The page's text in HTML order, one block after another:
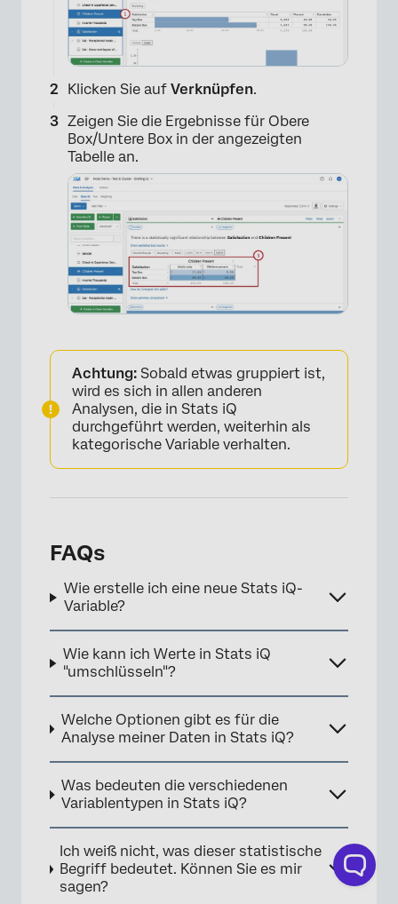
×
Klicken Sie auf Verknüpfen.
Zeigen Sie die Ergebnisse für Obere
Box/Untere Box in der angezeigten
Tabelle an.
Achtung: Sobald etwas gruppiert ist,
wird es sich in allen anderen
Analysen, die in Stats iQ
durchgeführt werden, weiterhin als
kategorische Variable verhalten.
FAQs
Wie erstelle ich eine neue Stats iQ-
Variable?
Wie kann ich Werte in Stats iQ
"umschlüsseln"?
Welche Optionen gibt es für die
Analyse meiner Daten in Stats iQ?
Was bedeuten die verschiedenen
Variablentypen in Stats iQ?
Ich weiß nicht, was dieser statistische
Begriff bedeutet. Können Sie es mir
sagen?